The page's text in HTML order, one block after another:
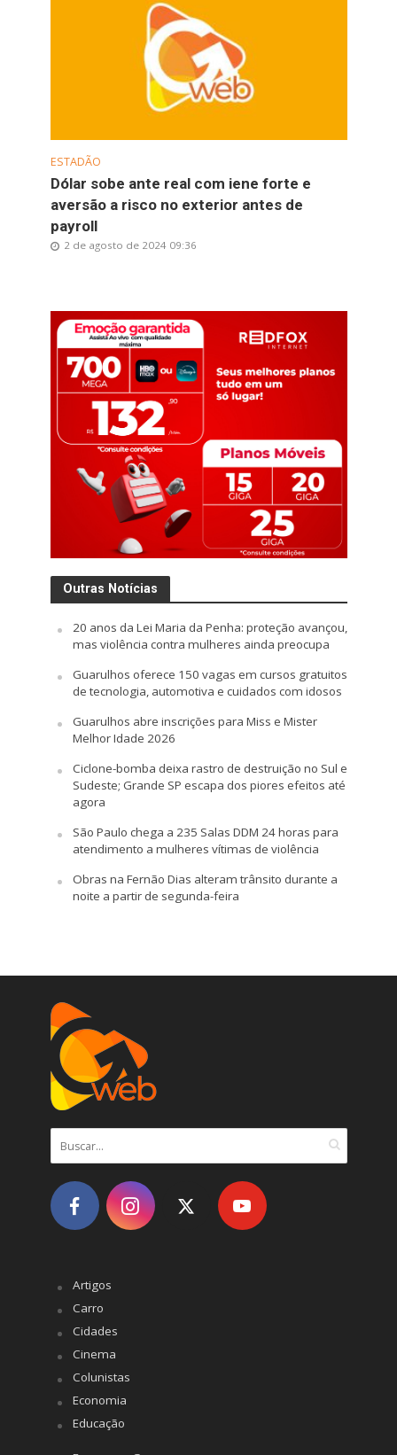
ESTADÃO
Dólar sobe ante real com iene forte e
aversão a risco no exterior antes de
payroll
2 de agosto de 2024 09:36
Outras Notícias
20 anos da Lei Maria da Penha: proteção avançou,
mas violência contra mulheres ainda preocupa
Guarulhos oferece 150 vagas em cursos gratuitos
de tecnologia, automotiva e cuidados com idosos
Guarulhos abre inscrições para Miss e Mister
Melhor Idade 2026
Ciclone-bomba deixa rastro de destruição no Sul e
Sudeste; Grande SP escapa dos piores efeitos até
agora
São Paulo chega a 235 Salas DDM 24 horas para
atendimento a mulheres vítimas de violência
Obras na Fernão Dias alteram trânsito durante a
noite a partir de segunda-feira
Artigos
Carro
Cidades
Cinema
Colunistas
Economia
Educação